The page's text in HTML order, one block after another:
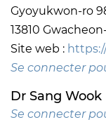
Gyoyukwon-ro
13810
Site web :
Se connecter
Dr Sang Wook
Se connecter